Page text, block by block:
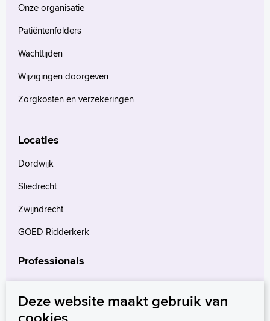
Onze organisatie
Patiëntenfolders
Wachttijden
Wijzigingen doorgeven
Zorgkosten en verzekeringen
Locaties
Dordwijk
Sliedrecht
Zwijndrecht
GOED Ridderkerk
Professionals
Verwijzers
Wetenschappelijk onderzoek
Deze website maakt gebruik van